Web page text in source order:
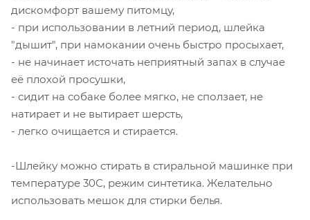
дискомфорт вашему питомцу,
- при использовании в летний период, шлейка
"дышит", при намокании очень быстро просыхает,
- не начинает источать неприятный запах в случае
её плохой просушки,
- сидит на собаке более мягко, не сползает, не
натирает и не вытирает шерсть,
- легко очищается и стирается.
-Шлейку можно стирать в стиральной машинке при
температуре 30С, режим синтетика. Желательно
использовать мешок для стирки белья.